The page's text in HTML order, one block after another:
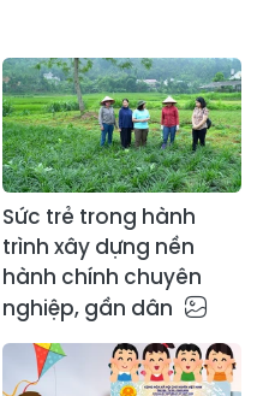
Sức trẻ trong hành
trình xây dựng nền
hành chính chuyên
nghiệp, gần dân